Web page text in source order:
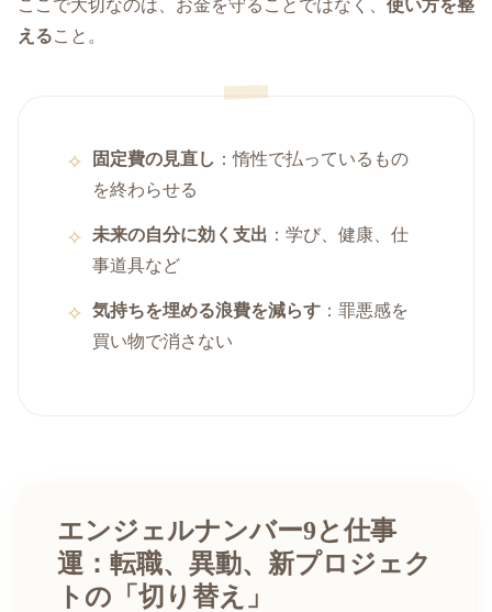
ここで大切なのは、お金を守ることではなく、 使い方を整
えること。
固定費の見直し ：惰性で払っているもの
を終わらせる
未来の自分に効く支出 ：学び、健康、仕
事道具など
気持ちを埋める浪費を減らす ：罪悪感を
買い物で消さない
エンジェルナンバー9と仕事
運：転職、異動、新プロジェク
トの「切り替え」